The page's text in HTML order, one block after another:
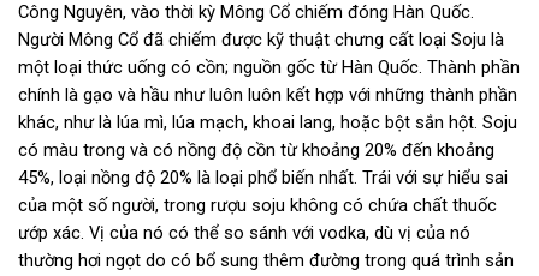
Công Nguyên, vào thời kỳ Mông Cổ chiếm đóng Hàn Quốc.
Người Mông Cổ đã chiếm được kỹ thuật chưng cất loại Soju là
một loại thức uống có cồn; nguồn gốc từ Hàn Quốc. Thành phần
chính là gạo và hầu như luôn luôn kết hợp với những thành phần
khác, như là lúa mì, lúa mạch, khoai lang, hoặc bột sắn hột. Soju
có màu trong và có nồng độ cồn từ khoảng 20% đến khoảng
45%, loại nồng độ 20% là loại phổ biến nhất. Trái với sự hiểu sai
của một số người, trong rượu soju không có chứa chất thuốc
ướp xác. Vị của nó có thể so sánh với vodka, dù vị của nó
thường hơi ngọt do có bổ sung thêm đường trong quá trình sản